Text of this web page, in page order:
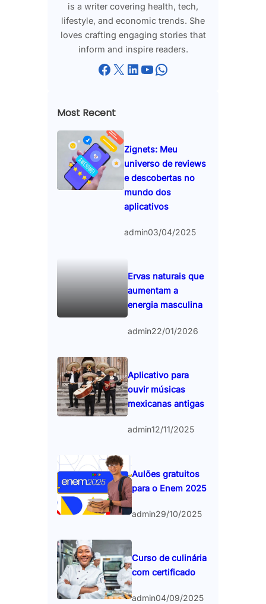
is a writer covering health, tech,
lifestyle, and economic trends. She
loves crafting engaging stories that
inform and inspire readers.
Facebook X LinkedIn YouTube WhatsApp
Most Recent
Zignets: Meu
universo de reviews
e descobertas no
mundo dos
aplicativos
admin03/04/2025
Ervas naturais que
aumentam a
energia masculina
admin22/01/2026
Aplicativo para
ouvir músicas
mexicanas antigas
admin12/11/2025
Aulões gratuitos
para o Enem 2025
admin29/10/2025
Curso de culinária
com certificado
admin04/09/2025